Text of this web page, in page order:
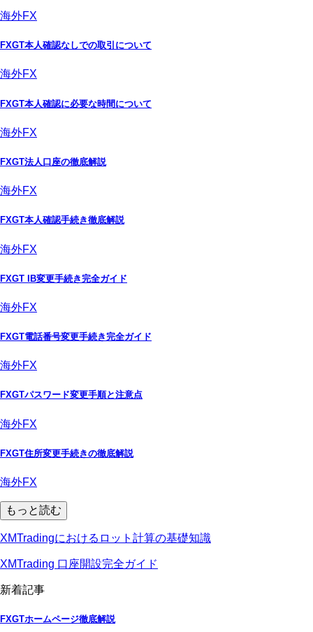
海外FX
FXGT本人確認なしでの取引について
海外FX
FXGT本人確認に必要な時間について
海外FX
FXGT法人口座の徹底解説
海外FX
FXGT本人確認手続き徹底解説
海外FX
FXGT IB変更手続き完全ガイド
海外FX
FXGT電話番号変更手続き完全ガイド
海外FX
FXGTパスワード変更手順と注意点
海外FX
FXGT住所変更手続きの徹底解説
海外FX
もっと読む
XMTradingにおけるロット計算の基礎知識
XMTrading 口座開設完全ガイド
新着記事
FXGTホームページ徹底解説